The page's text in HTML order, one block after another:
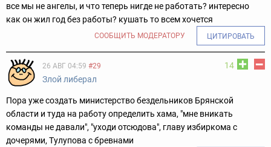
все мы не ангелы, и что теперь нигде не работать? интересно
как он жил год без работы? кушать то всем хочется
СООБЩИТЬ МОДЕРАТОРУ ЦИТИРОВАТЬ
14
26 АВГ 04:59 #29
Злой либерал
Пора уже создать министерство бездельников Брянской
области и туда на работу определить хама, "мне вникать
команды не давали", "уходи отсюдова", главу избиркома с
дочерями, Тулупова с бревнами